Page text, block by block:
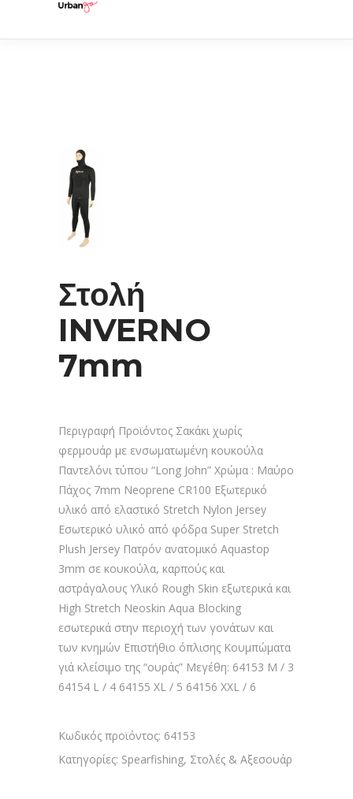
Στολή
INVERNO
7mm
Περιγραφή Προϊόντος Σακάκι χωρίς
φερμουάρ με ενσωματωμένη κουκούλα
Παντελόνι τύπου “Long John” Xρώμα : Μαύρο
Πάχος 7mm Neoprene CR100 Εξωτερικό
υλικό από ελαστικό Stretch Nylon Jersey
Eσωτερικό υλικό από φόδρα Super Stretch
Plush Jersey Πατρόν ανατομικό Aquastop
3mm σε κουκούλα, καρπούς και
αστράγαλους Υλικό Rough Skin εξωτερικά και
High Stretch Neoskin Aqua Blocking
εσωτερικά στην περιοχή των γονάτων και
των κνημών Επιστήθιο όπλισης Κουμπώματα
γιά κλείσιμο της “ουράς” Μεγέθη: 64153 M / 3
64154 L / 4 64155 XL / 5 64156 XXL / 6
Κωδικός προϊόντος: 64153
Κατηγορίες: Spearfishing, Στολές & Αξεσουάρ